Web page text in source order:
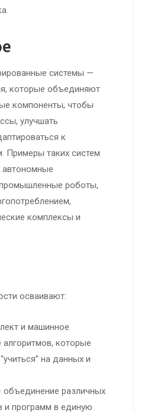
системы —
которые объединяют
компоненты, чтобы
улучшать
к
Примеры таких систем
роботы,
комплексы и
осваивают:
и машинное
которые
на данных и
различных
и программ в единую